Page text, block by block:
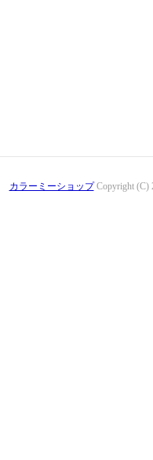
カラーミーショップCopyright (C)